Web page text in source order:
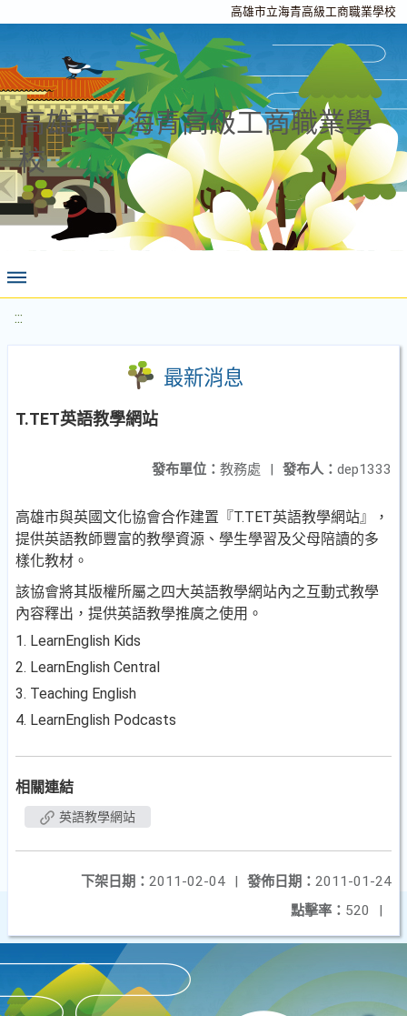
高雄市立海青高級工商職業學校
高雄市立海青高級工商職業學
校
:::
最新消息
T.TET英語教學網站
發布人： dep1333
發布單位： 教務處 |
高雄市與英國文化協會合作建置『T.TET英語教學網站』，
提供英語教師豐富的教學資源、學生學習及父母陪讀的多
樣化教材。
該協會將其版權所屬之四大英語教學網站內之互動式教學
內容釋出，提供英語教學推廣之使用。
1. LearnEnglish Kids
2. LearnEnglish Central
3. Teaching English
4. LearnEnglish Podcasts
相關連結
英語教學網站
發佈日期： 2011-01-24
下架日期： 2011-02-04
|
點擊率： 520 |